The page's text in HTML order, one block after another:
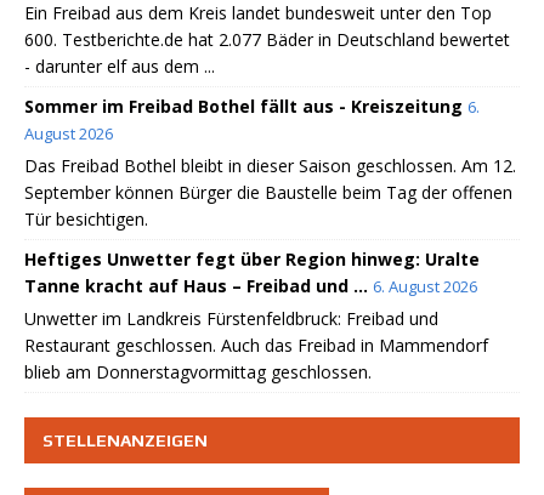
Ein Freibad aus dem Kreis landet bundesweit unter den Top
600. Testberichte.de hat 2.077 Bäder in Deutschland bewertet
- darunter elf aus dem ...
Sommer im Freibad Bothel fällt aus - Kreiszeitung 6.
August 2026
Das Freibad Bothel bleibt in dieser Saison geschlossen. Am 12.
September können Bürger die Baustelle beim Tag der offenen
Tür besichtigen.
Heftiges Unwetter fegt über Region hinweg: Uralte
Tanne kracht auf Haus – Freibad und ... 6. August 2026
Unwetter im Landkreis Fürstenfeldbruck: Freibad und
Restaurant geschlossen. Auch das Freibad in Mammendorf
blieb am Donnerstagvormittag geschlossen.
STELLENANZEIGEN